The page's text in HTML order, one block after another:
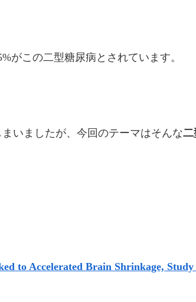
がこの二型糖尿病とされています。
いましたが、今回のテーマはそんな二
to Accelerated Brain Shrinkage, Study